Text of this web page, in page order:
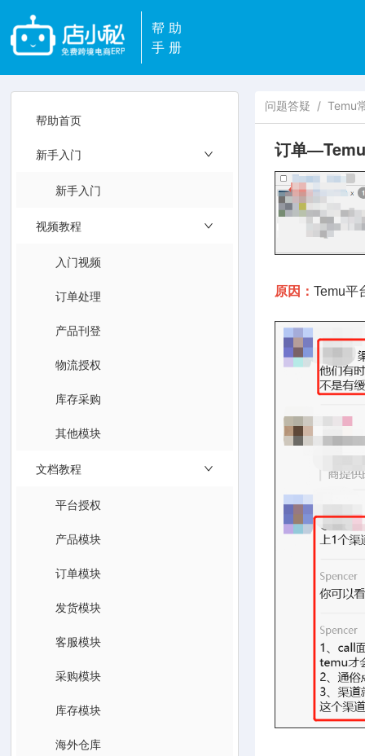
帮助
手册
帮助首页
新手入门
新手入门
视频教程
入门视频
订单处理
产品刊登
物流授权
库存采购
其他模块
文档教程
平台授权
产品模块
订单模块
发货模块
客服模块
采购模块
库存模块
海外仓库
问题答疑 / Temu
订单
原因： Temu平